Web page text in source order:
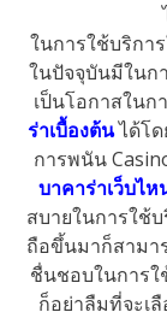
ในการใช้บริกา
ในปัจจุบันมีใน
เป็นโอกาสในก
ร่าเบื้องต้นได้โด
การพนัน
บาคาร่าเว็บไห
สบายในการใช้
ถือขึ้นมาก็สามา
ชื่นชอบในการใ
ก็อย่าลืมที่จะเ